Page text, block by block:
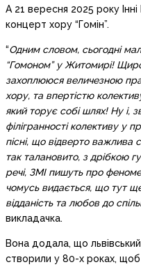
А 21 вересня 2025 року
концерт хору “Гомін”.
“Одним словом, сьогодні
“Гомоном” у Житомирі!
захоплююся величезною
хору, та впертістю
який торує собі шлях! Ну і,
філігранності колективу у
пісні, що відверто важлива
так талановито, з дрібкою
речі, ЗМІ пишуть про
чомусь видається, що тут
відданість та любов до
викладачка.
Вона додала, що
створили у 80-х роках, щоб